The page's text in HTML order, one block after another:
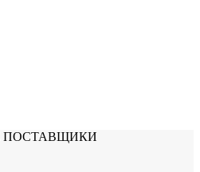
ПОСТАВЩИКИ